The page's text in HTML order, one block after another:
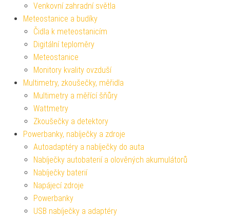
Venkovní zahradní světla
Meteostanice a budíky
Čidla k meteostanicím
Digitální teploměry
Meteostanice
Monitory kvality ovzduší
Multimetry, zkoušečky, měřidla
Multimetry a měřící šňůry
Wattmetry
Zkoušečky a detektory
Powerbanky, nabíječky a zdroje
Autoadaptéry a nabíječky do auta
Nabíječky autobaterií a olověných akumulátorů
Nabíječky baterií
Napájecí zdroje
Powerbanky
USB nabíječky a adaptéry